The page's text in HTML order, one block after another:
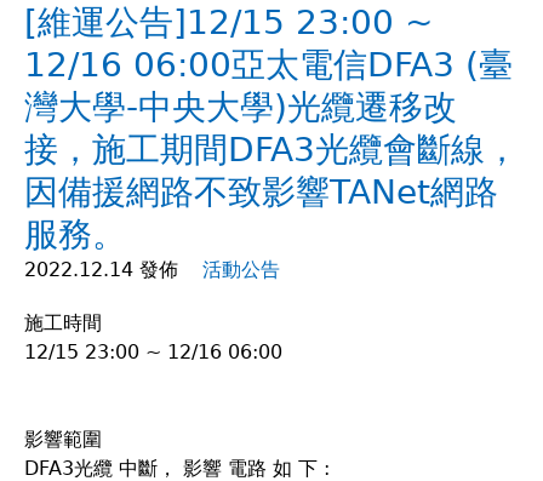
[維運公告]12/15 23:00 ~
12/16 06:00亞太電信DFA3 (臺
灣大學-中央大學)光纜遷移改
接，施工期間DFA3光纜會斷線，
因備援網路不致影響TANet網路
服務。
2022.12.14 發佈 活動公告
施工時間
12/15 23:00 ~ 12/16 06:00
影響範圍
DFA3光纜 中斷， 影響 電路 如 下 :